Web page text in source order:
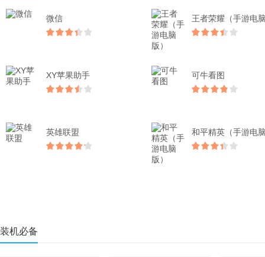
微信
XY苹果助手 可牛看图
英雄联盟
装机必备